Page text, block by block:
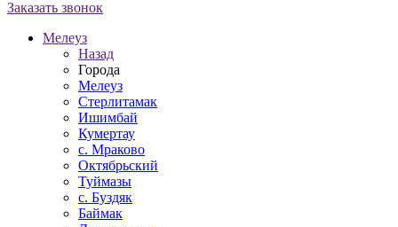
Заказать звонок
Мелеуз
Назад
Города
Мелеуз
Стерлитамак
Ишимбай
Кумертау
c. Мраково
Октябрьский
Туймазы
c. Буздяк
Баймак